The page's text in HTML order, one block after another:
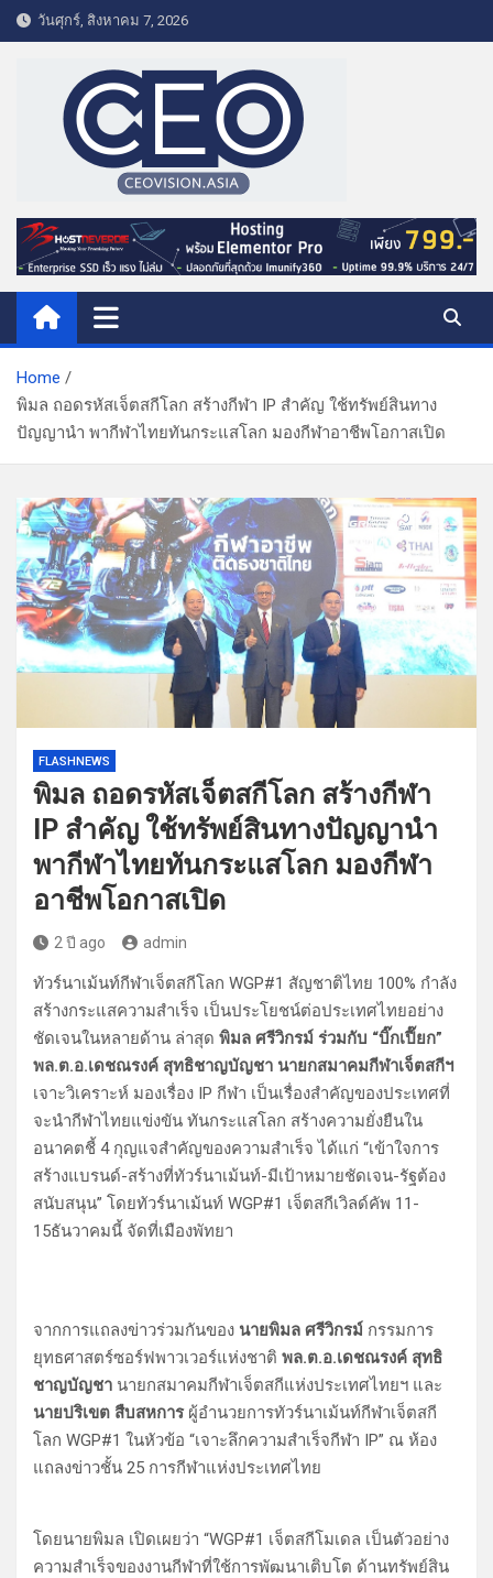
k
e
t
วันศุกร์, สิงหาคม 7, 2026
CEO VISION.ASIA
Business & Lifestyle
Home
พิมล ถอดรหัสเจ็ตสกีโลก สร้างกีฬา IP สำคัญ ใช้ทรัพย์สินทาง
ปัญญานำ พากีฬาไทยทันกระแสโลก มองกีฬาอาชีพโอกาสเปิด
FLASHNEWS
พิมล ถอดรหัสเจ็ตสกีโลก สร้างกีฬา
IP สำคัญ ใช้ทรัพย์สินทางปัญญานำ
พากีฬาไทยทันกระแสโลก มองกีฬา
อาชีพโอกาสเปิด
2 ปี ago admin
ทัวร์นาเม้นท์กีฬาเจ็ตสกีโลก WGP#1 สัญชาติไทย 100% กำลัง
สร้างกระแสความสำเร็จ เป็นประโยชน์ต่อประเทศไทยอย่าง
ชัดเจนในหลายด้าน ล่าสุด พิมล ศรีวิกรม์ ร่วมกับ “บิ๊กเปี๊ยก”
พล.ต.อ.เดชณรงค์ สุทธิชาญบัญชา นายกสมาคมกีฬาเจ็ตสกีฯ
เจาะวิเคราะห์ มองเรื่อง IP กีฬา เป็นเรื่องสำคัญของประเทศที่
จะนำกีฬาไทยแข่งขัน ทันกระแสโลก สร้างความยั่งยืนใน
อนาคตชี้ 4 กุญแจสำคัญของความสำเร็จ ได้แก่ “เข้าใจการ
สร้างแบรนด์-สร้างที่ทัวร์นาเม้นท์-มีเป้าหมายชัดเจน-รัฐต้อง
สนับสนุน” โดยทัวร์นาเม้นท์ WGP#1 เจ็ตสกีเวิลด์คัพ 11-
15ธันวาคมนี้ จัดที่เมืองพัทยา
จากการแถลงข่าวร่วมกันของ นายพิมล ศรีวิกรม์ กรรมการ
ยุทธศาสตร์ซอร์ฟพาวเวอร์แห่งชาติ พล.ต.อ.เดชณรงค์ สุทธิ
ชาญบัญชา นายกสมาคมกีฬาเจ็ตสกีแห่งประเทศไทยฯ และ
นายปริเขต สืบสหการผู้อำนวยการทัวร์นาเม้นท์กีฬาเจ็ตสกี
โลก WGP#1 ในหัวข้อ “เจาะลึกความสำเร็จกีฬา IP” ณ ห้อง
แถลงข่าวชั้น 25 การกีฬาแห่งประเทศไทย
โดยนายพิมล เปิดเผยว่า “WGP#1 เจ็ตสกีโมเดล เป็นตัวอย่าง
ความสำเร็จของงานกีฬาที่ใช้การพัฒนาเติบโต ด้านทรัพย์สิน